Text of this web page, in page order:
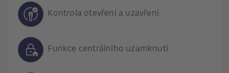
Kontrola otevření a uzavření
Funkce centrálního uzamknutí